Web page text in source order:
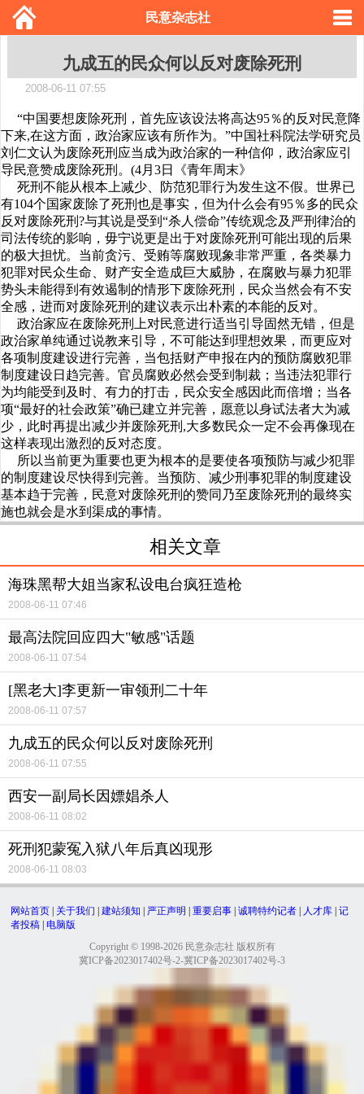
民意杂志社
九成五的民众何以反对废除死刑
2008-06-11 07:55
“中国要想废除死刑，首先应该设法将高达95％的反对民意降
下来,在这方面，政治家应该有所作为。”中国社科院法学研究员
刘仁文认为废除死刑应当成为政治家的一种信仰，政治家应引
导民意赞成废除死刑。(4月3日《青年周末》
死刑不能从根本上减少、防范犯罪行为发生这不假。世界已
有104个国家废除了死刑也是事实，但为什么会有95％多的民众
反对废除死刑?与其说是受到“杀人偿命”传统观念及严刑律治的
司法传统的影响，毋宁说更是出于对废除死刑可能出现的后果
的极大担忧。当前贪污、受贿等腐败现象非常严重，各类暴力
犯罪对民众生命、财产安全造成巨大威胁，在腐败与暴力犯罪
势头未能得到有效遏制的情形下废除死刑，民众当然会有不安
全感，进而对废除死刑的建议表示出朴素的本能的反对。
政治家应在废除死刑上对民意进行适当引导固然无错，但是
政治家单纯通过说教来引导，不可能达到理想效果，而更应对
各项制度建设进行完善，当包括财产申报在内的预防腐败犯罪
制度建设日趋完善。官员腐败必然会受到制裁；当违法犯罪行
为均能受到及时、有力的打击，民众安全感因此而倍增；当各
项“最好的社会政策”确已建立并完善，愿意以身试法者大为减
少，此时再提出减少并废除死刑,大多数民众一定不会再像现在
这样表现出激烈的反对态度。
所以当前更为重要也更为根本的是要使各项预防与减少犯罪
的制度建设尽快得到完善。当预防、减少刑事犯罪的制度建设
基本趋于完善，民意对废除死刑的赞同乃至废除死刑的最终实
施也就会是水到渠成的事情。
相关文章
海珠黑帮大姐当家私设电台疯狂造枪
2008-06-11 07:46
最高法院回应四大"敏感"话题
2008-06-11 07:54
[黑老大]李更新一审领刑二十年
2008-06-11 07:57
九成五的民众何以反对废除死刑
2008-06-11 07:55
西安一副局长因嫖娼杀人
2008-06-11 08:02
死刑犯蒙冤入狱八年后真凶现形
2008-06-11 08:03
网站首页 关于我们 |建站须知 严正声明 |重要启事 |诚聘特约记者 人才库 |记
者投稿 |电脑版
Copyright © 1998-2026 民意杂志社 版权所有
冀ICP备2023017402号-2-冀ICP备2023017402号-3